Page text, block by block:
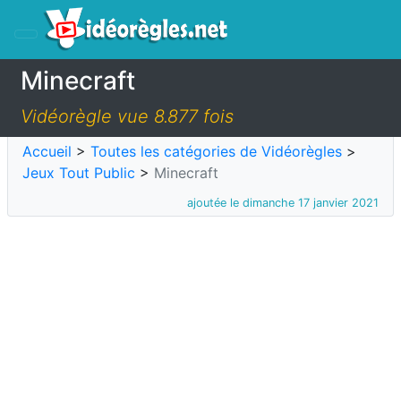
Minecraft
Vidéorègle vue 8.877 fois
Accueil > Toutes les catégories de Vidéorègles >
Jeux Tout Public > Minecraft
ajoutée le dimanche 17 janvier 2021